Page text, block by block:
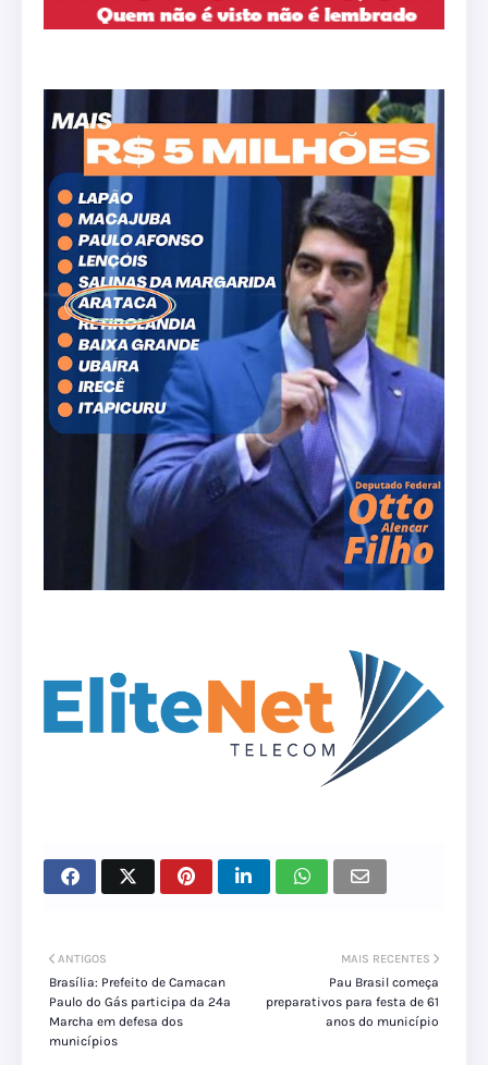
MAIS RECENTES
Pau Brasil começa
preparativos para festa de 61
anos do município
ANTIGOS
Brasília: Prefeito de Camacan
Paulo do Gás participa da 24ª
Marcha em defesa dos
municípios